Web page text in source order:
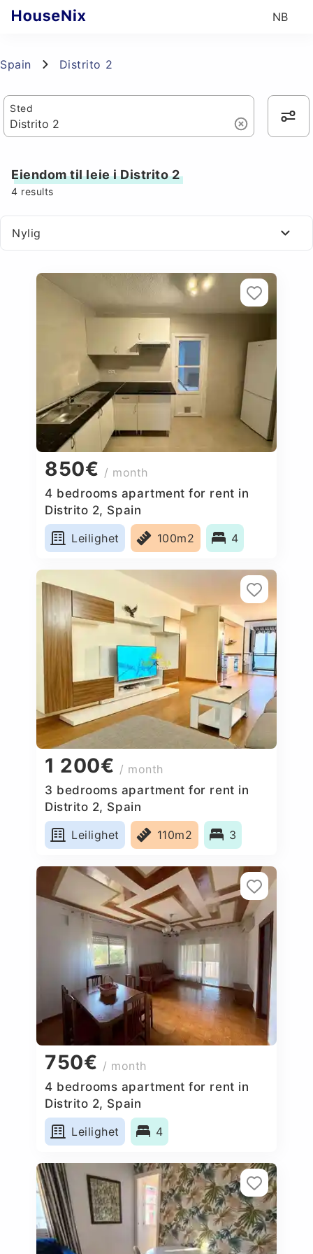
NB
Spain Distrito 2
Sted
Eiendom til leie i Distrito 2
4 results
Nylig
850€ / month
4 bedrooms apartment for rent in
Distrito 2, Spain
Leilighet
100m2 4
1 200€ / month
3 bedrooms apartment for rent in
Distrito 2, Spain
Leilighet
110m2 3
750€ / month
4 bedrooms apartment for rent in
Distrito 2, Spain
Leilighet
4